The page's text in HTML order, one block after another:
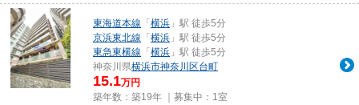
東海道本線 「 横浜 」駅 徒歩5分
京浜東北線 「 横浜 」駅 徒歩5分
東急東横線 「 横浜 」駅 徒歩5分
神奈川県横浜市神奈川区台町
15.1万円
築年数：築19年 ｜募集中： 1室